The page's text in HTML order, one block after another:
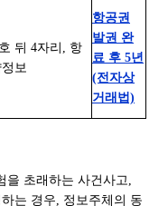
뒤 4자리, 항
보
항공권
발권 완
료 후 5년
(전자상
거래법)
초래하는 사건사고,
는 경우, 정보주체의 동